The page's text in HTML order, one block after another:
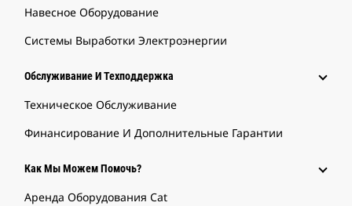
Навесное Оборудование
Системы Выработки Электроэнергии
Обслуживание И Техподдержка
Техническое Обслуживание
Финансирование И Дополнительные Гарантии
Как Мы Можем Помочь?
Аренда Оборудования Cat